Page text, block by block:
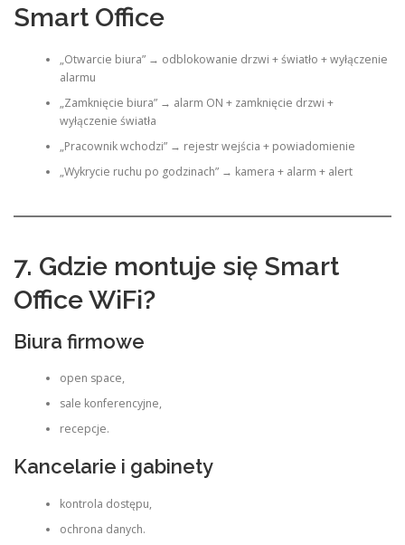
Smart Office
„Otwarcie biura” → odblokowanie drzwi + światło + wyłączenie
alarmu
„Zamknięcie biura” → alarm ON + zamknięcie drzwi +
wyłączenie światła
„Pracownik wchodzi” → rejestr wejścia + powiadomienie
„Wykrycie ruchu po godzinach” → kamera + alarm + alert
7. Gdzie montuje się Smart
Office WiFi?
Biura firmowe
open space,
sale konferencyjne,
recepcje.
Kancelarie i gabinety
kontrola dostępu,
ochrona danych.